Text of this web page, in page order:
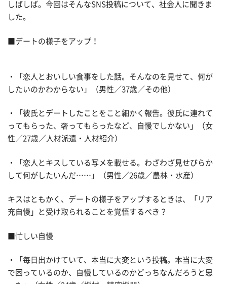
しばしば。今回はそんなSNS投稿について、社会人に聞きま
した。
■デートの様子をアップ！
・「恋人とおいしい食事をした話。そんなのを見せて、何が
したいのかわからない」（男性／37歳／その他）
・「彼氏とデートしたことをこと細かく報告。彼氏に連れて
ってもらった、奢ってもらったなど、自慢でしかない」（女
性／27歳／人材派遣・人材紹介）
・「恋人とキスしている写メを載せる。わざわざ見せびらか
して何がしたいんだ……」（男性／26歳／農林・水産）
キスはともかく、デートの様子をアップするときは、「リア
充自慢」と受け取られることを覚悟するべき？
■忙しい自慢
・「毎日出かけていて、本当に大変という投稿。本当に大変
で困っているのか、自慢しているのかどっちなんだろうと思